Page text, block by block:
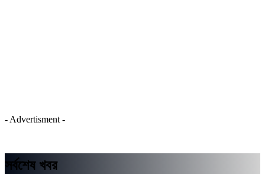
- Advertisment -
সর্বশেষ খবর